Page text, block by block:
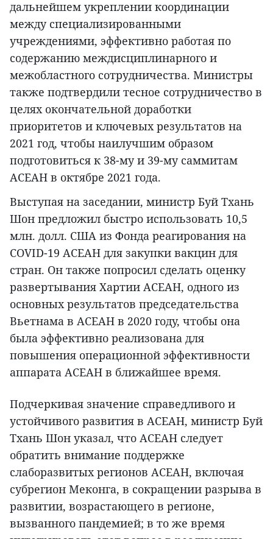
дальнейшем укреплении координации
между специализированными
учреждениями, эффективно работая по
содержанию междисциплинарного и
межобластного сотрудничества. Министры
также подтвердили тесное сотрудничество в
целях окончательной доработки
приоритетов и ключевых результатов на
2021 год, чтобы наилучшим образом
подготовиться к 38-му и 39-му саммитам
АСЕАН в октябре 2021 года.
Выступая на заседании, министр Буй Тхань
Шон предложил быстро использовать 10,5
млн. долл. США из Фонда реагирования на
COVID-19 АСЕАН для закупки вакцин для
стран. Он также попросил сделать оценку
развертывания Хартии АСЕАН, одного из
основных результатов председательства
Вьетнама в АСЕАН в 2020 году, чтобы она
была эффективно реализована для
повышения операционной эффективности
аппарата АСЕАН в ближайшее время.
Подчеркивая значение справедливого и
устойчивого развития в АСЕАН, министр Буй
Тхань Шон указал, что АСЕАН следует
обратить внимание поддержке
слаборазвитых регионов АСЕАН, включая
субрегион Меконга, в сокращении разрыва в
развитии, возрастающего в регионе,
вызванного пандемией; в то же время